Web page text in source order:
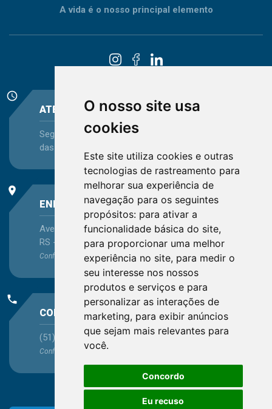
O nosso site usa
cookies
Este site utiliza cookies e outras
tecnologias de rastreamento para
melhorar sua experiência de
navegação para os seguintes
propósitos: para ativar a
funcionalidade básica do site,
para proporcionar uma melhor
experiência no site, para medir o
seu interesse nos nossos
produtos e serviços e para
personalizar as interações de
marketing, para exibir anúncios
que sejam mais relevantes para
você.
Concordo
Eu recuso
A vida é o nosso principal elemento
schedule
ATENDIMENTO
Segunda-feira a Sexta-feira - das 08:30 às 12:15 e
das 13:30 às 16:45
place
ENDEREÇO
Avenida Itaqui, 45, Bairro Petrópolis, Porto Alegre -
RS - CEP 90460-140
Confira as demaislocalizações no Estado
phone
CONTATO
(51) 3330-5659
Confira os e-mailsaqui